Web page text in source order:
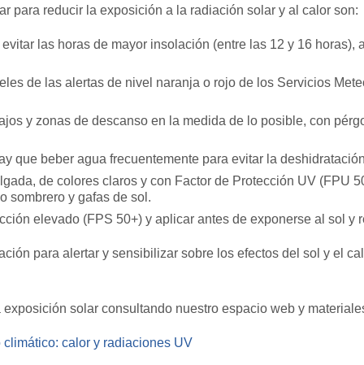
para reducir la exposición a la radiación solar y al calor son:
las horas de mayor insolación (entre las 12 y 16 horas),
de las alertas de nivel naranja o rojo de los Servicios
y zonas de descanso en la medida de lo posible, con
que beber agua frecuentemente para evitar la
de colores claros y con Factor de Protección UV (FPU
sombrero­ y gafas de sol.
elevado (FPS 50+) y aplicar antes de exponerse al sol y
para alertar y sensibilizar sobre los efectos del sol y el
solar consultando nuestro espacio web y
climático: calor y radiaciones UV